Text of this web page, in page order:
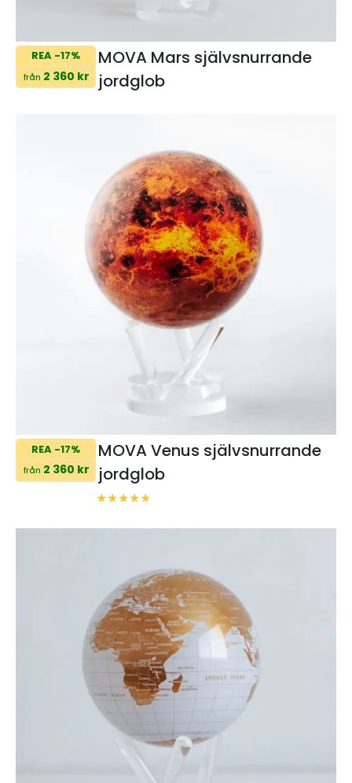
REA -17%
från 2 360 kr
MOVA Mars självsnurrande
jordglob
REA -17%
från 2 360 kr
MOVA Venus självsnurrande
jordglob